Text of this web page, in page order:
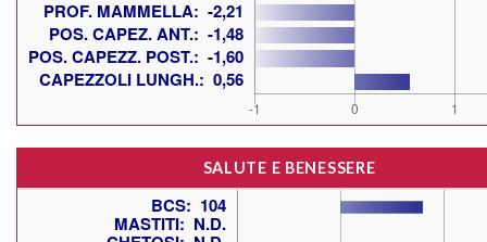
SALUTE E BENESSERE